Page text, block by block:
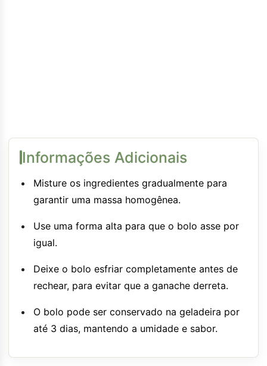
Informações Adicionais
Misture os ingredientes gradualmente para
garantir uma massa homogênea.
Use uma forma alta para que o bolo asse por
igual.
Deixe o bolo esfriar completamente antes de
rechear, para evitar que a ganache derreta.
O bolo pode ser conservado na geladeira por
até 3 dias, mantendo a umidade e sabor.